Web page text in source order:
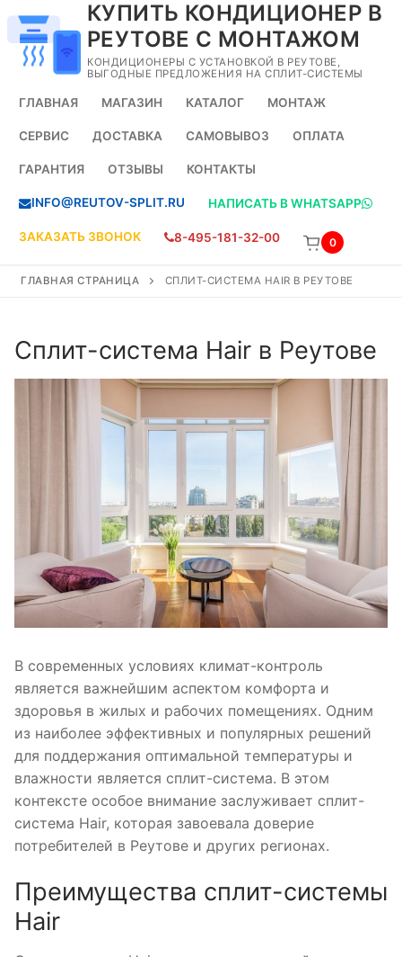
содержимому
КУПИТЬ КОНДИЦИОНЕР В
РЕУТОВЕ С МОНТАЖОМ
КОНДИЦИОНЕРЫ С УСТАНОВКОЙ В РЕУТОВЕ,
ВЫГОДНЫЕ ПРЕДЛОЖЕНИЯ НА СПЛИТ-СИСТЕМЫ
ГЛАВНАЯ МАГАЗИН КАТАЛОГ МОНТАЖ
СЕРВИС ДОСТАВКА САМОВЫВОЗ ОПЛАТА
ГАРАНТИЯ ОТЗЫВЫ КОНТАКТЫ
INFO@REUTOV-SPLIT.RU НАПИСАТЬ В WHATSAPP
ЗАКАЗАТЬ ЗВОНОК 8-495-181-32-00 0
ГЛАВНАЯ СТРАНИЦА СПЛИТ-СИСТЕМА HAIR В РЕУТОВЕ
Сплит-система Hair в Реутове
В современных условиях климат-контроль
является важнейшим аспектом комфорта и
здоровья в жилых и рабочих помещениях. Одним
из наиболее эффективных и популярных решений
для поддержания оптимальной температуры и
влажности является сплит-система. В этом
контексте особое внимание заслуживает сплит-
система Hair, которая завоевала доверие
потребителей в Реутове и других регионах.
Преимущества сплит-системы
Hair